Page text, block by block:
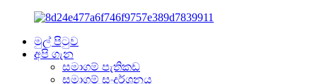
මුල් පිටුව
අපි ගැන
සමාගම් පැතිකඩ
සමාගම් සංදර්ශනය